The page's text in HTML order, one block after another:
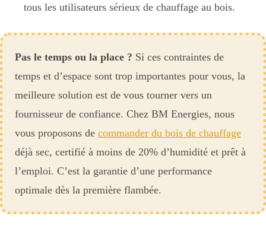
tous les utilisateurs sérieux de chauffage au bois.
Pas le temps ou la place ? Si ces contraintes de
temps et d’espace sont trop importantes pour vous, la
meilleure solution est de vous tourner vers un
fournisseur de confiance. Chez BM Energies, nous
vous proposons de commander du bois de chauffage
déjà sec, certifié à moins de 20% d’humidité et prêt à
l’emploi. C’est la garantie d’une performance
optimale dès la première flambée.